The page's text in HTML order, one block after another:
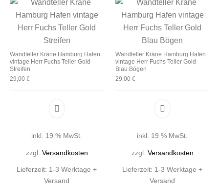
Wandteller Kräne Hamburg Hafen
vintage Herr Fuchs Teller Gold
Streifen
29,00 €
inkl. 19 % MwSt.
zzgl. Versandkosten
Lieferzeit: 1-3 Werktage +
Versand
Wandteller Kräne Hamburg Hafen
vintage Herr Fuchs Teller Gold
Blau Bögen
29,00 €
inkl. 19 % MwSt.
zzgl. Versandkosten
Lieferzeit: 1-3 Werktage +
Versand